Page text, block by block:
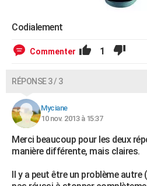
Codialement
Commenter 1
RÉPONSE 3 / 3
Myciane
10 nov. 2013 à 15:37
Merci beaucoup pour les deux
manière différente, mais claires.
Il y a peut être un problème autre